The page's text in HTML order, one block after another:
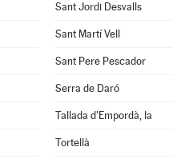
Sant Jordi Desvalls
Sant Martí Vell
Sant Pere Pescador
Serra de Daró
Tallada d'Empordà, la
Tortellà